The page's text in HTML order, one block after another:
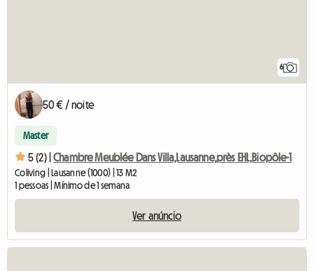
6
50 € / noite
Master
5 (2) | Chambre Meublée Dans Villa,Lausanne,près EHL,Biopôle-1
Coliving | Lausanne (1000) | 13 M2
1 pessoas | Mínimo de 1 semana
Ver anúncio